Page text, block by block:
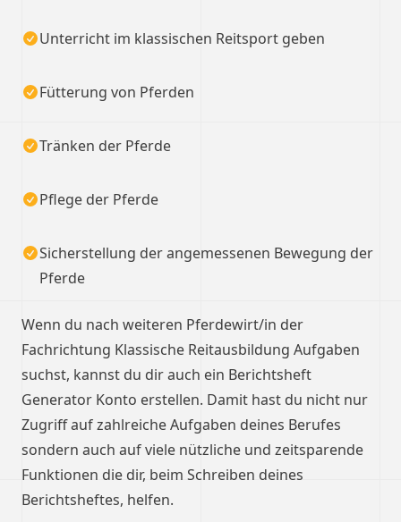
Unterricht im klassischen Reitsport geben
Fütterung von Pferden
Tränken der Pferde
Pflege der Pferde
Sicherstellung der angemessenen Bewegung der
Pferde
Wenn du nach weiteren Pferdewirt/in der
Fachrichtung Klassische Reitausbildung Aufgaben
suchst, kannst du dir auch ein Berichtsheft
Generator Konto erstellen. Damit hast du nicht nur
Zugriff auf zahlreiche Aufgaben deines Berufes
sondern auch auf viele nützliche und zeitsparende
Funktionen die dir, beim Schreiben deines
Berichtsheftes, helfen.